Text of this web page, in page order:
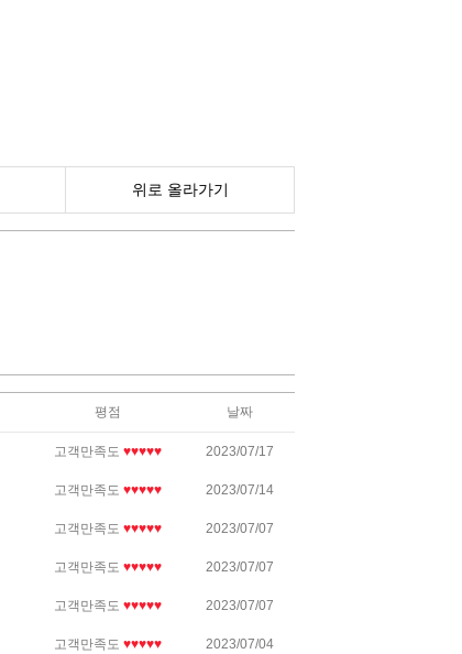
위로 올라가기
평점 날짜
고객만족도 ♥♥♥♥♥ 2023/07/17
고객만족도 ♥♥♥♥♥ 2023/07/14
고객만족도 ♥♥♥♥♥ 2023/07/07
고객만족도 ♥♥♥♥♥ 2023/07/07
고객만족도 ♥♥♥♥♥ 2023/07/07
고객만족도 ♥♥♥♥♥ 2023/07/04